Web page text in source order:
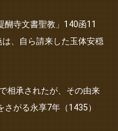
醐寺文書聖教」140函11
は、自ら請来した玉体安穏
相承されたが、その由来
さがる永享7年（1435）